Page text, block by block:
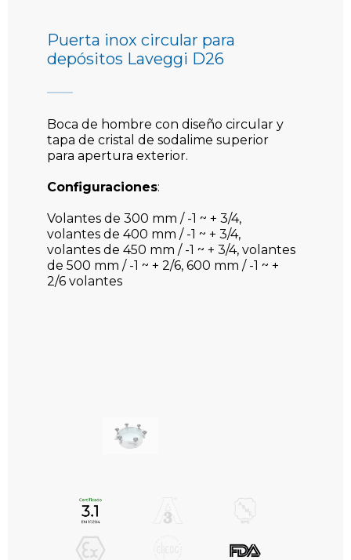
Puerta inox circular para
depósitos Laveggi D26
Boca de hombre con diseño circular y
tapa de cristal de sodalime superior
para apertura exterior.
Configuraciones:
Volantes de 300 mm / -1 ~ + 3/4,
volantes de 400 mm / -1 ~ + 3/4,
volantes de 450 mm / -1 ~ + 3/4, volantes
de 500 mm / -1 ~ + 2/6, 600 mm / -1 ~ +
2/6 volantes